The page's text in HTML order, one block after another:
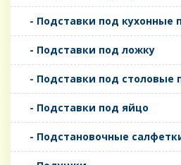
- Подставки под кухонные
- Подставки под ложку
- Подставки под столовые
- Подставки под яйцо
- Подстановочные